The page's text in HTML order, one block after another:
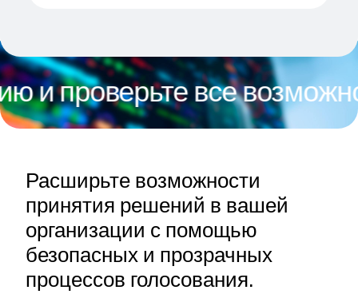
все возможности
Расширьте возможности
принятия решений в вашей
организации с помощью
безопасных и прозрачных
процессов голосования.